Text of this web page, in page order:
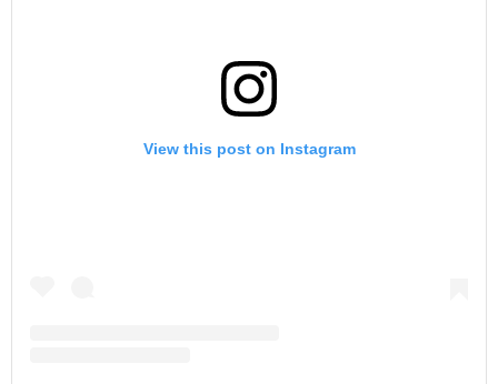
View this post on Instagram